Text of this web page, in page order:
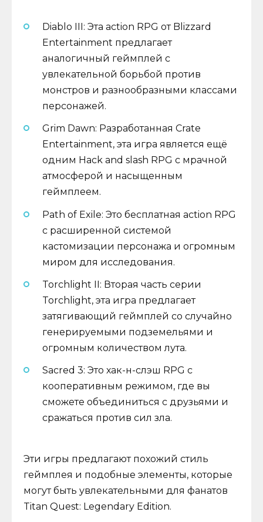
Diablo III: Эта action RPG от Blizzard
Entertainment предлагает
аналогичный геймплей с
увлекательной борьбой против
монстров и разнообразными классами
персонажей.
Grim Dawn: Разработанная Crate
Entertainment, эта игра является ещё
одним Hack and slash RPG с мрачной
атмосферой и насыщенным
геймплеем.
Path of Exile: Это бесплатная action RPG
с расширенной системой
кастомизации персонажа и огромным
миром для исследования.
Torchlight II: Вторая часть серии
Torchlight, эта игра предлагает
затягивающий геймплей со случайно
генерируемыми подземельями и
огромным количеством лута.
Sacred 3: Это хак-н-слэш RPG с
кооперативным режимом, где вы
сможете объединиться с друзьями и
сражаться против сил зла.
Эти игры предлагают похожий стиль
геймплея и подобные элементы, которые
могут быть увлекательными для фанатов
Titan Quest: Legendary Edition.